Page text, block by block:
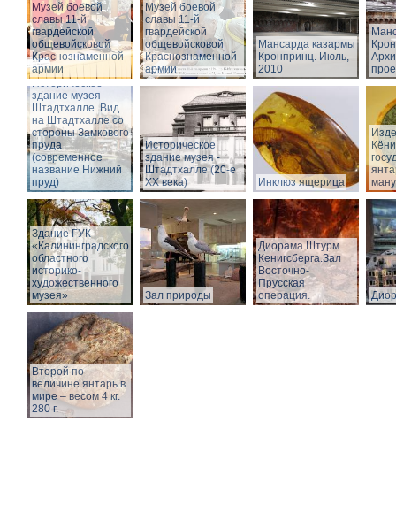
Музей боевой
славы 11-й
гвардейской
общевойсковой
Краснознаменной
армии
Музей боевой
славы 11-й
гвардейской
общевойсковой
Краснознаменной
армии
Мансарда казармы
Кронпринц. Июль,
2010
Историческое
здание музея -
Штадтхалле. Вид
на Штадтхалле со
стороны Замкового
пруда
(современное
название Нижний
пруд)
Историческое
здание музея -
Штадтхалле (20-е
XX века)
Инклюз ящерица
Здание ГУК
«Калининградского
областного
историко-
художественного
музея»
Зал природы
Диорама Штурм
Кенигсберга.Зал
Восточно-
Прусская
операция.
Второй по
величине янтарь в
мире – весом 4 кг.
280 г.